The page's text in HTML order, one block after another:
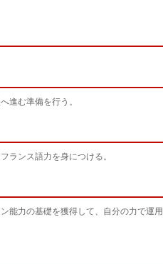
進む準備を行う。
ランス語力を身につける。
能力の基礎を獲得して、自分の力で運